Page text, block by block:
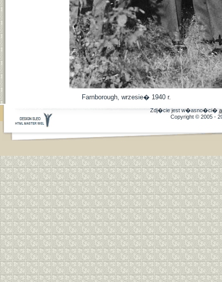
Farnborough, wrzesie� 1940 r.
Zdj�cie jest w�asno�ci�
Copyright © 2005 -